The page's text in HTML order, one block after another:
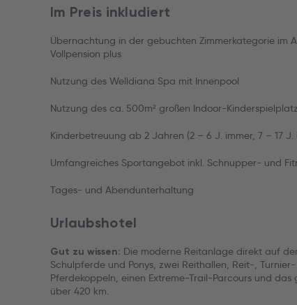
Im Preis inkludiert
Übernachtung in der gebuchten Zimmerkategorie im
Vollpension plus
Nutzung des Welldiana Spa mit Innenpool
Nutzung des ca. 500m² großen Indoor-
Kinderbetreuung ab 2 Jahren (2 – 6 J. immer, 7 – 17
Umfangreiches Sportangebot inkl. Schnupper- und
Tages- und Abendunterhaltung
Urlaubshotel
Gut zu wissen: Die moderne Reitanlage direkt auf
Schulpferde und Ponys, zwei Reithallen, Reit-,
Pferdekoppeln, einen Extreme-Trail-Parcours und
über 420 km.